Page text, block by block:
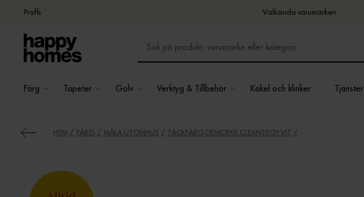
Proffs Välkända varumärken
Färg Tapeter Golv Verktyg & Tillbehör Kakel och klinker Tjänster
HEM FÄRG MÅLA UTOMHUS TÄCKFÄRG DEMIDEKK CLEANTECH VIT